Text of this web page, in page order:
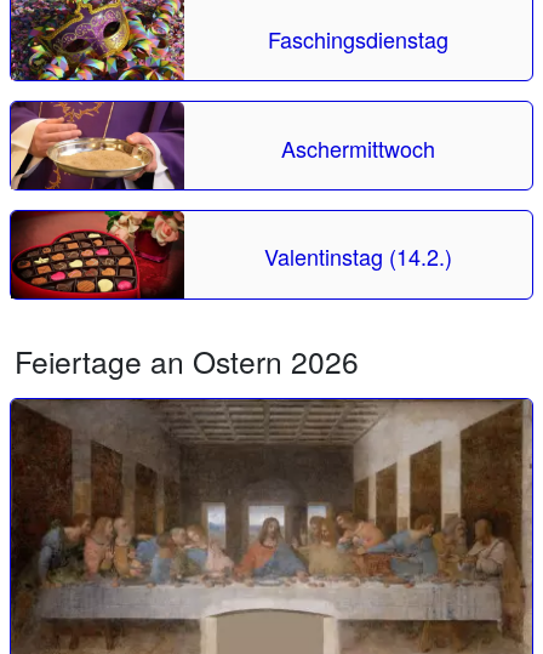
Faschingsdienstag
Aschermittwoch
Valentinstag (14.2.)
Feiertage an Ostern 2026